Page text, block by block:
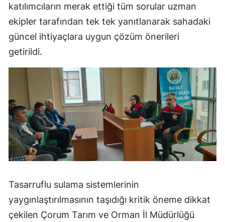
Rize
Sakarya
Siirt
Sinop
Sivas
Tekirdağ
Tokat
Tunceli
Şanlıurfa
katılımcıların merak ettiği tüm sorular uzman
ekipler tarafından tek tek yanıtlanarak sahadaki
güncel ihtiyaçlara uygun çözüm önerileri
getirildi.
Tasarruflu sulama sistemlerinin
yaygınlaştırılmasının taşıdığı kritik öneme dikkat
çekilen Çorum Tarım ve Orman İl Müdürlüğü